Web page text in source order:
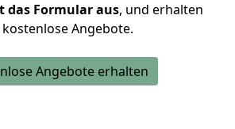
das Formular aus, und erhalten
kostenlose Angebote.
Angebote erhalten